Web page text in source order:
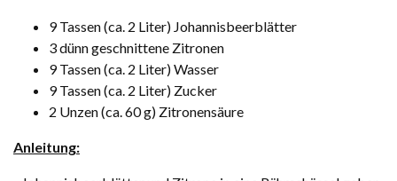
9 Tassen (ca. 2 Liter) Johannisbeerblätter
3 dünn geschnittene Zitronen
9 Tassen (ca. 2 Liter) Wasser
9 Tassen (ca. 2 Liter) Zucker
2 Unzen (ca. 60 g) Zitronensäure
Anleitung: